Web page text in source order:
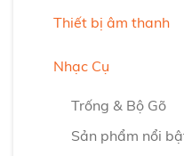
Thiết bị âm thanh
Nhạc Cụ
Trống & Bộ Gõ
Sản phẩm nổi